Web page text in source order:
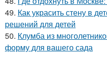
49. Как украсить стену в
решений для детей
50. Клумба из
форму для вашего сада